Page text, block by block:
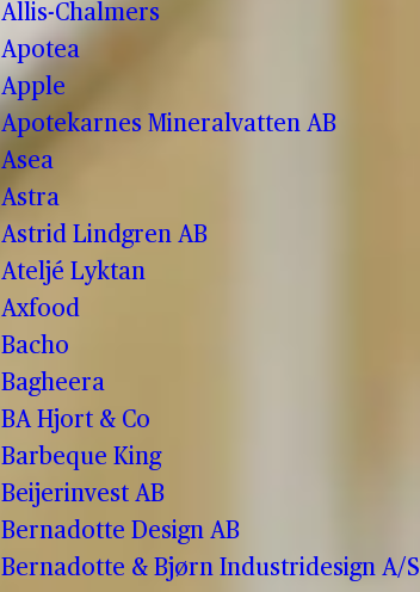
Allis-Chalmers
Apotea
Apple
Apotekarnes Mineralvatten AB
Asea
Astra
Astrid Lindgren AB
Ateljé Lyktan
Axfood
Bacho
Bagheera
BA Hjort & Co
Barbeque King
Beijerinvest AB
Bernadotte Design AB
Bernadotte & Bjørn Industridesign A/S